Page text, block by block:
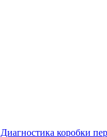
Диагностика коробки